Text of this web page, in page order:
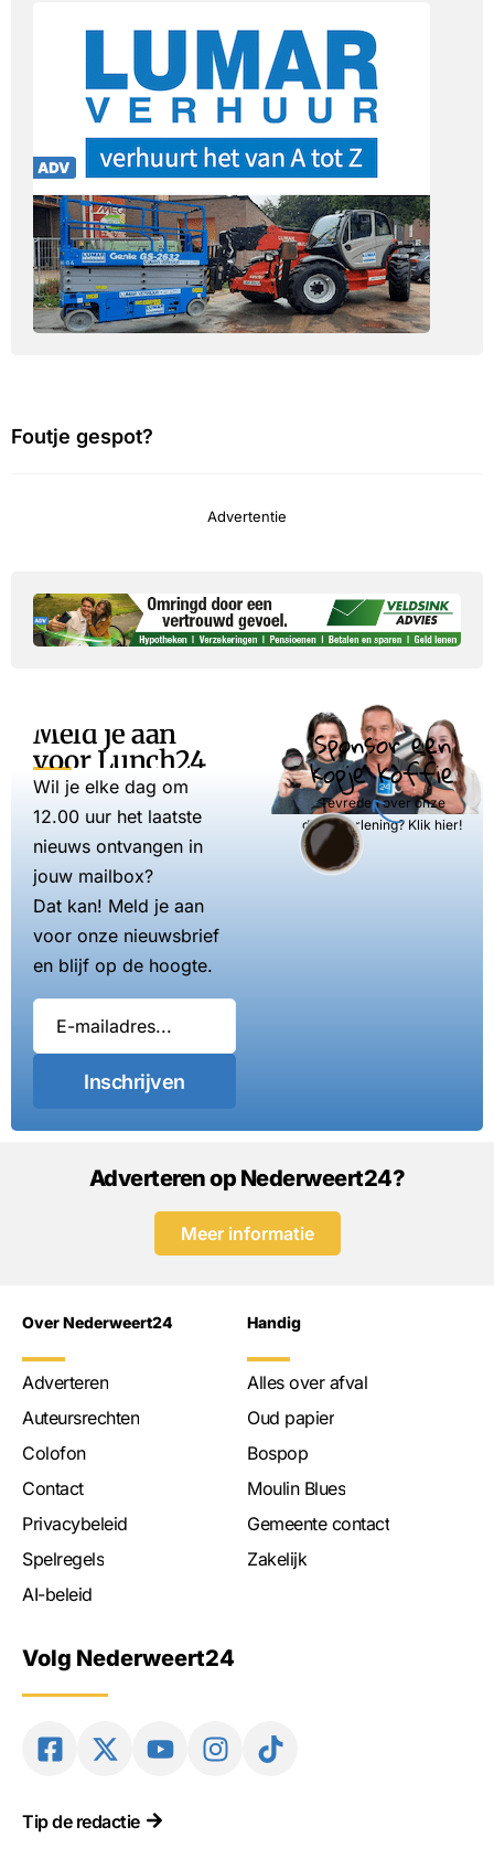
Foutje gespot?
Advertentie
Meld je aan
voor Lunch24
Wil je elke dag om
12.00 uur het laatste
nieuws ontvangen in
jouw mailbox?
Dat kan! Meld je aan
voor onze nieuwsbrief
en blijf op de hoogte.
Inschrijven
Sponsor een
kopje koffie
Tevreden over onze
dienstverlening? Klik hier!
Adverteren op Nederweert24?
Meer informatie
Over Nederweert24
Adverteren
Auteursrechten
Colofon
Contact
Privacybeleid
Spelregels
AI-beleid
Handig
Alles over afval
Oud papier
Bospop
Moulin Blues
Gemeente contact
Zakelijk
Volg Nederweert24
Tip de redactie